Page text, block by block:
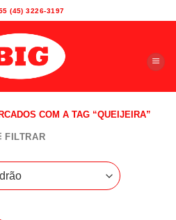
(45) 3226-3197
COM A TAG “QUEIJEIRA”
FILTRAR